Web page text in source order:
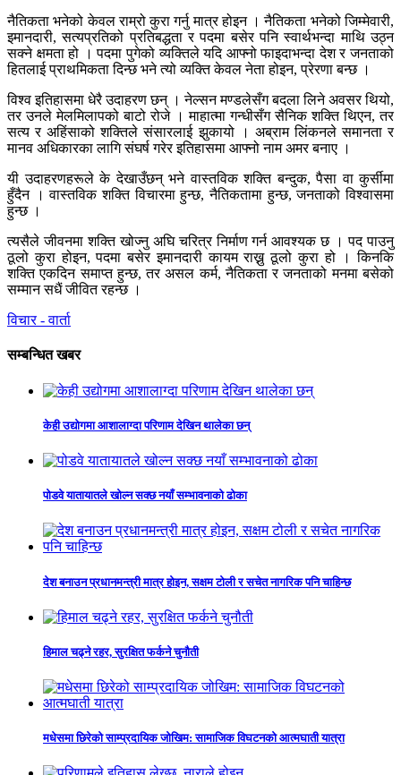
नैतिकता भनेको केवल राम्रो कुरा गर्नु मात्र होइन । नैतिकता भनेको जिम्मेवारी,
इमानदारी, सत्यप्रतिको प्रतिबद्धता र पदमा बसेर पनि स्वार्थभन्दा माथि उठ्न
सक्ने क्षमता हो । पदमा पुगेको व्यक्तिले यदि आफ्नो फाइदाभन्दा देश र जनताको
हितलाई प्राथमिकता दिन्छ भने त्यो व्यक्ति केवल नेता होइन, प्रेरणा बन्छ ।
विश्व इतिहासमा धेरै उदाहरण छन् । नेल्सन मण्डलेसँग बदला लिने अवसर थियो,
तर उनले मेलमिलापको बाटो रोजे । माहात्मा गन्धीसँग सैनिक शक्ति थिएन, तर
सत्य र अहिंसाको शक्तिले संसारलाई झुकायो । अब्राम लिंकनले समानता र
मानव अधिकारका लागि संघर्ष गरेर इतिहासमा आफ्नो नाम अमर बनाए ।
यी उदाहरणहरूले के देखाउँछन् भने वास्तविक शक्ति बन्दुक, पैसा वा कुर्सीमा
हुँदैन । वास्तविक शक्ति विचारमा हुन्छ, नैतिकतामा हुन्छ, जनताको विश्वासमा
हुन्छ ।
त्यसैले जीवनमा शक्ति खोज्नु अघि चरित्र निर्माण गर्न आवश्यक छ । पद पाउनु
ठूलो कुरा होइन, पदमा बसेर इमानदारी कायम राख्नु ठूलो कुरा हो । किनकि
शक्ति एकदिन समाप्त हुन्छ, तर असल कर्म, नैतिकता र जनताको मनमा बसेको
सम्मान सधैं जीवित रहन्छ ।
विचार - वार्ता
सम्बन्धित खबर
केही उद्योगमा आशालाग्दा परिणाम देखिन थालेका छन्
पोडवे यातायातले खोल्न सक्छ नयाँ सम्भावनाको ढोका
देश बनाउन प्रधानमन्त्री मात्र होइन, सक्षम टोली र सचेत नागरिक पनि चाहिन्छ
हिमाल चढ्ने रहर, सुरक्षित फर्कने चुनौती
मधेसमा छिरेको साम्प्रदायिक जोखिम: सामाजिक विघटनको आत्मघाती यात्रा